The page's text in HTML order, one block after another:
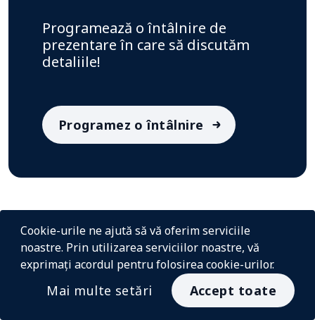
Programează o întâlnire de
prezentare în care să discutăm
detaliile!
Programez o întâlnire
Cookie-urile ne ajută să vă oferim serviciile
noastre. Prin utilizarea serviciilor noastre, vă
exprimați acordul pentru folosirea cookie-urilor.
Mai multe setări Accept toate